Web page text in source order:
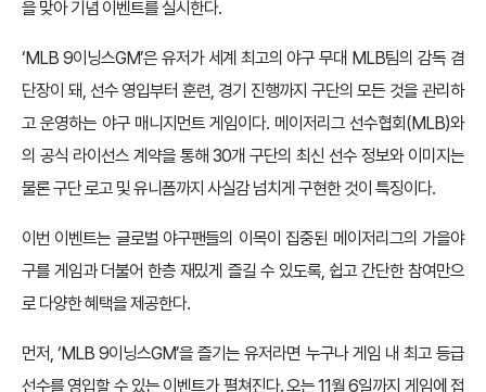
을 맞아 기념 이벤트를 실시한다.
‘MLB 9이닝스GM’은 유저가 세계 최고의 야구 무대 MLB팀의 감독 겸
단장이 돼, 선수 영입부터 훈련, 경기 진행까지 구단의 모든 것을 관리하
고 운영하는 야구 매니지먼트 게임이다. 메이저리그 선수협회(MLB)와
의 공식 라이선스 계약을 통해 30개 구단의 최신 선수 정보와 이미지는
물론 구단 로고 및 유니폼까지 사실감 넘치게 구현한 것이 특징이다.
이번 이벤트는 글로벌 야구팬들의 이목이 집중된 메이저리그의 가을야
구를 게임과 더불어 한층 재밌게 즐길 수 있도록, 쉽고 간단한 참여만으
로 다양한 혜택을 제공한다.
먼저, ‘MLB 9이닝스GM’을 즐기는 유저라면 누구나 게임 내 최고 등급
선수를 영입할 수 있는 이벤트가 펼쳐진다. 오는 11월 6일까지 게임에 접